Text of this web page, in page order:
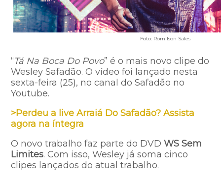
Foto: Romilson Sales
“Tá Na Boca Do Povo” é o mais novo clipe do
Wesley Safadão. O vídeo foi lançado nesta
sexta-feira (25), no canal do Safadão no
Youtube.
>Perdeu a live Arraiá Do Safadão? Assista
agora na íntegra
O novo trabalho faz parte do DVDWS Sem
Limites. Com isso, Wesley já soma cinco
clipes lançados do atual trabalho.